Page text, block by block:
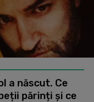
a născut. Ce
părinți și ce